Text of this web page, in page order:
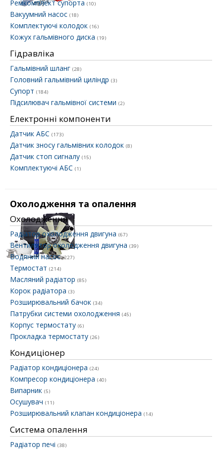
Ремкомплект супорта (10)
Вакуумний насос (18)
Комплектуючі колодок (16)
Кожух гальмівного диска (19)
Гідравліка
Гальмівний шланг (28)
Головний гальмівний циліндр (3)
Супорт (184)
Підсилювач гальмівної системи (2)
Електронні компоненти
Датчик АБС (173)
Датчик зносу гальмівних колодок (8)
Датчик стоп сигналу (15)
Комплектуючі АБС (1)
Охолодження та опалення
Охолодження
Радіатор охолодження двигуна (67)
Вентилятор охолодження двигуна (39)
Водяний насос(227)
Термостат (214)
Масляний радіатор (85)
Корок радіатора (3)
Розширювальний бачок (34)
Патрубки системи охолодження (45)
Корпус термостату (6)
Прокладка термостату (26)
Кондиціонер
Радіатор кондиціонера (24)
Компресор кондиціонера (40)
Випарник (5)
Осушувач (11)
Розширювальний клапан кондиціонера (14)
Система опалення
Радіатор печі (38)